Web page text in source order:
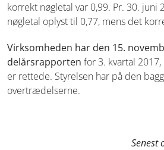
korrekt nøgletal var 0,99. Pr. 30. juni
nøgletal oplyst til 0,77, mens det
Virksomheden har den 15.
delårsrapporten for 3. kvartal
er rettede. Styrelsen har på den
overtrædelserne.
Senest